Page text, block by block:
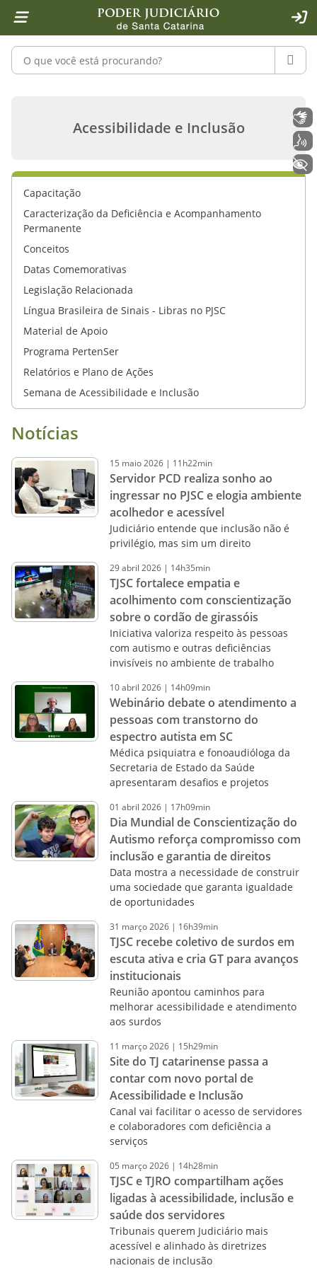
1 Ir para o conteúdo
2 Ir para a ferramenta de acessibilidade - Rybená
4 Ir para o menu principal
5 Ir para a pesquisa
6 Ir para o rodapé
7 Ir para a página inicial
Pesquisar no portal
Notícias - Acessibilidade e
Acessibilidade e Inclusão
Capacitação
Caracterização da Deficiência e Acompanhamento
Permanente
Conceitos
Datas Comemorativas
Legislação Relacionada
Língua Brasileira de Sinais - Libras no PJSC
Material de Apoio
Programa PertenSer
Relatórios e Plano de Ações
Semana de Acessibilidade e Inclusão
Notícias
15 maio2026 | 11h22min
Servidor PCD realiza sonho ao
ingressar no PJSC e elogia ambiente
acolhedor e acessível
Judiciário entende que inclusão não é
privilégio, mas sim um direito
29abril 2026 | 14h35min
TJSC fortalece empatia e
acolhimento com conscientização
sobre o cordão de girassóis
Iniciativa valoriza respeito às pessoas
com autismo e outras deficiências
invisíveis no ambiente de trabalho
10abril 2026 | 14h09min
Webinário debate o atendimento a
pessoas com transtorno do
espectro autista em SC
Médica psiquiatra e fonoaudióloga da
Secretaria de Estado da Saúde
apresentaram desafios e projetos
01 abril 2026 | 17h09min
Dia Mundial de Conscientização do
Autismo reforça compromisso com
inclusão e garantia de direitos
Data mostra a necessidade de construir
uma sociedade que garanta igualdade
de oportunidades
31 março2026 | 16h39min
TJSC recebe coletivo de surdos em
escuta ativa e cria GT para avanços
institucionais
Reunião apontou caminhos para
melhorar acessibilidade e atendimento
aos surdos
11 março2026 | 15h29min
Site do TJ catarinense passa a
contar com novo portal de
Acessibilidade e Inclusão
Canal vai facilitar o acesso de servidores
e colaboradores com deficiência a
serviços
05 março2026 | 14h28min
TJSC e TJRO compartilham ações
ligadas à acessibilidade, inclusão e
saúde dos servidores
Tribunais querem Judiciário mais
acessível e alinhado às diretrizes
nacionais de inclusão